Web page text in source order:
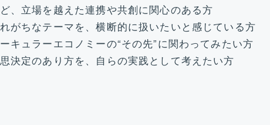
、立場を越えた連携や共創に関心のある方
がちなテーマを、横断的に扱いたいと感じている方
キュラーエコノミーの“その先”に関わってみたい方
決定のあり方を、自らの実践として考えたい方